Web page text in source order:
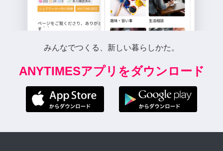
みんなでつくる、新しい暮らしかた。
ANYTIMESアプリをダウンロード